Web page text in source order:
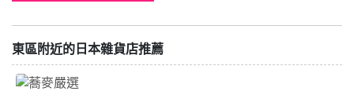
東區附近的日本雜貨店推薦